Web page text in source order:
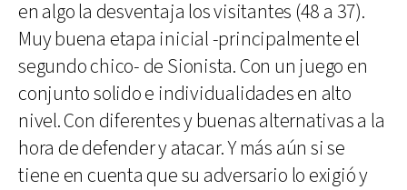
en algo la desventaja los visitantes (48 a 37).
Muy buena etapa inicial -principalmente el
segundo chico- de Sionista. Con un juego en
conjunto solido e individualidades en alto
nivel. Con diferentes y buenas alternativas a la
hora de defender y atacar. Y más aún si se
tiene en cuenta que su adversario lo exigió y